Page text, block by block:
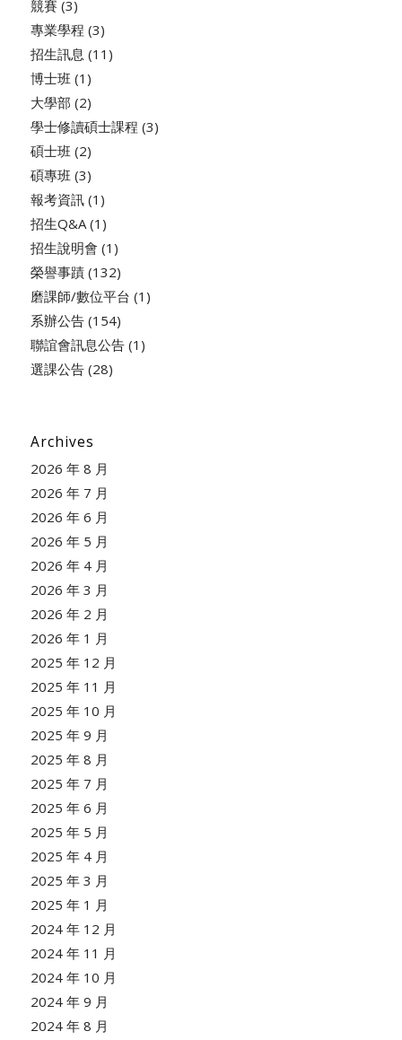
競賽 (3)
專業學程 (3)
招生訊息 (11)
博士班(1)
大學部 (2)
學士修讀碩士課程 (3)
碩士班(2)
碩專班(3)
報考資訊(1)
招生Q&A(1)
招生說明會 (1)
榮譽事蹟(132)
磨課師/數位平台 (1)
系辦公告(154)
聯誼會訊息公告(1)
選課公告(28)
Archives
2026 年 8 月
2026 年 7 月
2026 年 6 月
2026 年 5 月
2026 年 4 月
2026 年 3 月
2026 年 2 月
2026 年 1 月
2025 年 12 月
2025 年 11 月
2025 年 10 月
2025 年 9 月
2025 年 8 月
2025 年 7 月
2025 年 6 月
2025 年 5 月
2025 年 4 月
2025 年 3 月
2025 年 1 月
2024 年 12 月
2024 年 11 月
2024 年 10 月
2024 年 9 月
2024 年 8 月